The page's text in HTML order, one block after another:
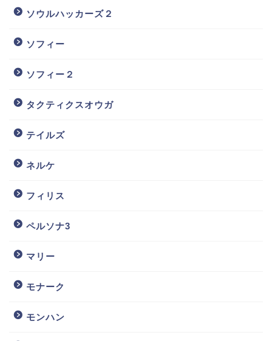
ソウルハッカーズ２
ソフィー
ソフィー２
タクティクスオウガ
テイルズ
ネルケ
フィリス
ペルソナ3
マリー
モナーク
モンハン